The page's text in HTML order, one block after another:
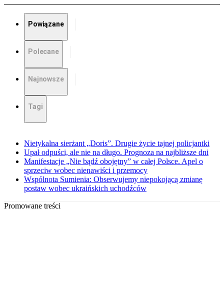
Powiązane
Polecane
Najnowsze
Tagi
Nietykalna sierżant „Doris”. Drugie życie tajnej policjantki
Upał odpuści, ale nie na długo. Prognoza na najbliższe dni
Manifestacje „Nie bądź obojętny” w całej Polsce. Apel o
sprzeciw wobec nienawiści i przemocy
Wspólnota Sumienia: Obserwujemy niepokojącą zmianę
postaw wobec ukraińskich uchodźców
Promowane treści